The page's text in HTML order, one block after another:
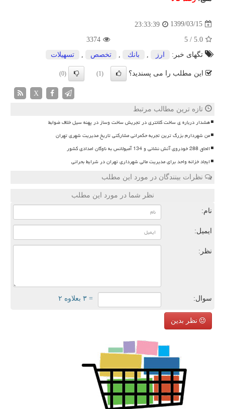
1399/03/15
23:33:39
5.0
/
5
3374
تگهای خبر:
ارز بانك تخصص تسهیلات
این مطلب را می پسندید؟ (1)
(0)
X
تازه ترین مطالب مرتبط
هشدار درباره ی ساخت کلانتری در تجریش ساخت وساز در پهنه سیل خلاف ضوابط
من شهردارم بزرگ ترین تجربه حکمرانی مشارکتی تاریخ مدیریت شهری تهران
الحاق 288 خودروی آتش نشانی و 134 آمبولانس به ناوگان امدادی کشور
ایجاد خزانه واحد برای مدیریت مالی شهرداری تهران در شرایط بحرانی
نظرات بینندگان در مورد این مطلب
نظر شما در مورد این مطلب
نام:
ایمیل:
نظر:
سوال: = ۳ بعلاوه ۲
نظر بدین